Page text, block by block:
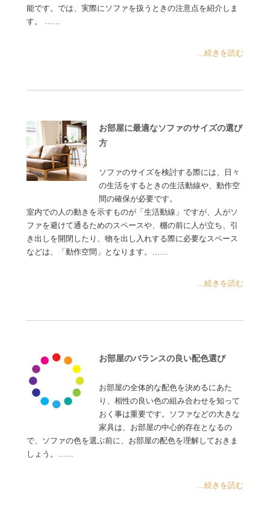
能です。では、実際にソファを扱うときの注意点を紹介しま
す。 ……
...続きを読む
お部屋に最適なソファのサイズの選び
方
ソファのサイズを検討する際には、日々
の生活をするときの生活動線や、動作空
間の確保が必要です。
室内での人の動きを示すものが「生活動線」ですが、人がソ
ファを避けて通るためのスペースや、棚の前に人が立ち、引
き出しを開閉したり、物を出し入れする際に必要なスペース
などは、「動作空間」となります。……
...続きを読む
お部屋のバランスの良い配色選び
お部屋の全体的な配色を決めるにあた
り、相性の良い色の組み合わせを知って
おく事は重要です。ソファなどの大きな
家具は、お部屋の中心的存在となるの
で、ソファの色を選ぶ前に、お部屋の配色を理解しておきま
しょう。……
...続きを読む